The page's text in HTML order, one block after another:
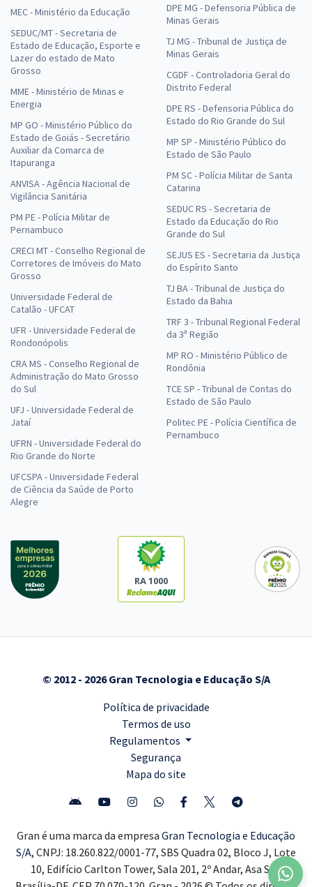
MEC - Ministério da Educação
SEDUC/MT - Secretaria de
Estado de Educação, Esporte e
Lazer do estado de Mato
Grosso
MME - Ministério de Minas e
Energia
MP GO - Ministério Público do
Estado de Goiás - Secretário
Auxiliar da Comarca de
Itapuranga
ANVISA - Agência Nacional de
Vigilância Sanitária
PM PE - Polícia Militar de
Pernambuco
CRECI MT - Conselho Regional de
Corretores de Imóveis do Mato
Grosso
Universidade Federal de
Catalão - UFCAT
UFR - Universidade Federal de
Rondonópolis
CRA MS - Conselho Regional de
Administração do Mato Grosso
do Sul
UFJ - Universidade Federal de
Jataí
UFRN - Universidade Federal do
Rio Grande do Norte
UFCSPA - Universidade Federal
de Ciência da Saúde de Porto
Alegre
DPE MG - Defensoria Pública de
Minas Gerais
TJ MG - Tribunal de Justiça de
Minas Gerais
CGDF - Controladoria Geral do
Distrito Federal
DPE RS - Defensoria Pública do
Estado do Rio Grande do Sul
MP SP - Ministério Público do
Estado de São Paulo
PM SC - Polícia Militar de Santa
Catarina
SEDUC RS - Secretaria de
Estado da Educação do Rio
Grande do Sul
SEJUS ES - Secretaria da Justiça
do Espírito Santo
TJ BA - Tribunal de Justiça do
Estado da Bahia
TRF 3 - Tribunal Regional Federal
da 3ª Região
MP RO - Ministério Público de
Rondônia
TCE SP - Tribunal de Contas do
Estado de São Paulo
Politec PE - Polícia Científica de
Pernambuco
RA 1000
© 2012 - 2026 Gran Tecnologia e Educação S/A
Política de privacidade
Termos de uso
Regulamentos
Segurança
Mapa do site
Gran é uma marca da empresa Gran Tecnologia e Educação
S/A, CNPJ: 18.260.822/0001-77, SBS Quadra 02, Bloco J, Lote
10, Edifício Carlton Tower, Sala 201, 2º Andar, Asa Sul,